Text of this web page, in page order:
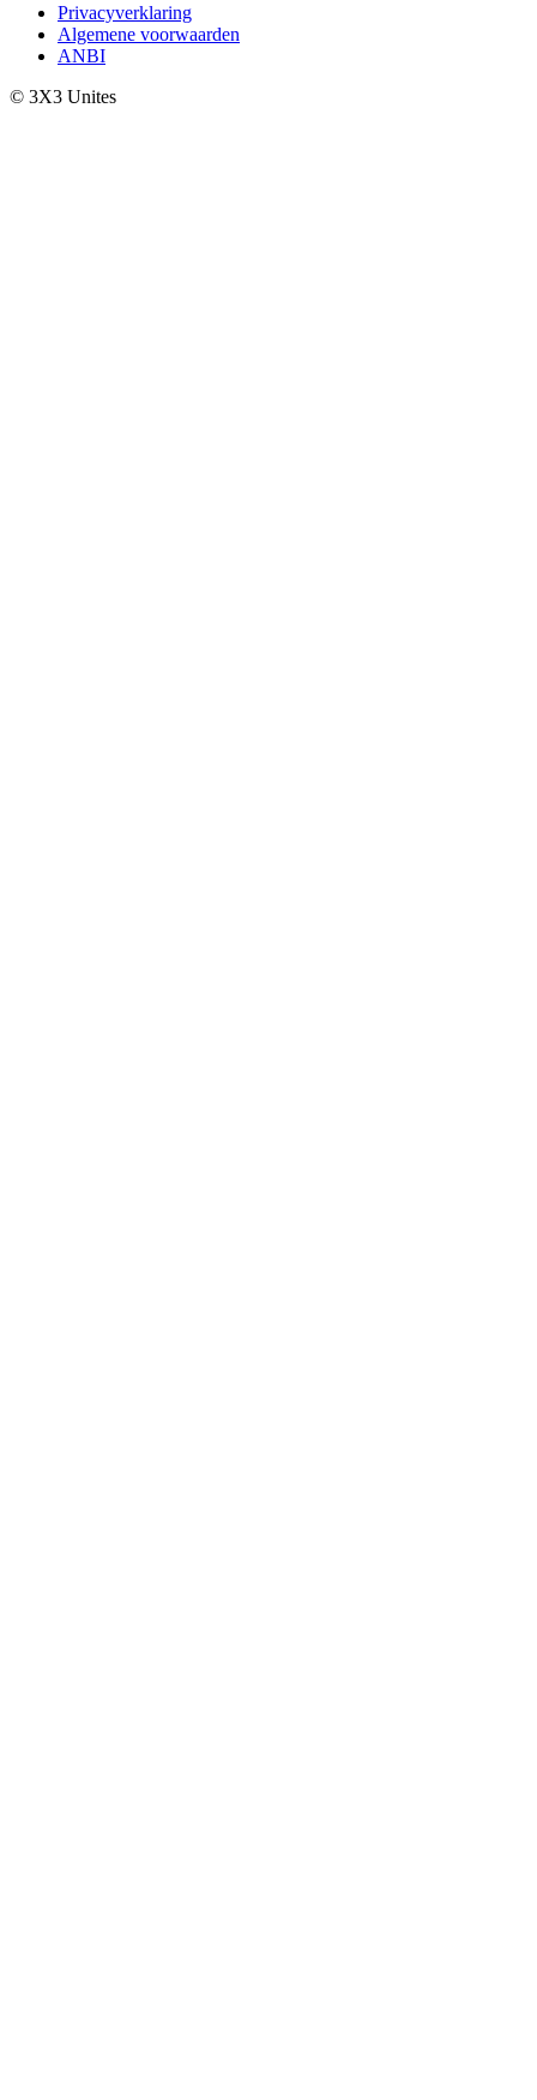
Privacyverklaring
Algemene voorwaarden
ANBI
© 3X3 Unites